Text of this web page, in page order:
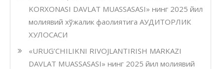
KORXONASI DAVLAT MUASSASASI» нинг 2025 йил
молиявий хўжалик фаолиятига АУДИТОРЛИК
ХУЛОСАСИ
«URUG’CHILIKNI RIVOJLANTIRISH MARKAZI
DAVLAT MUASSASASI» нинг 2025 йил молиявий